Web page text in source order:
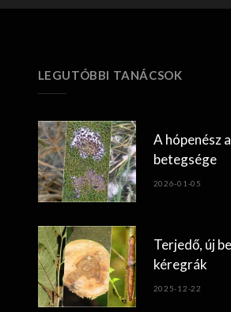
LEGUTÓBBI TANÁCSOK
A hópenész
betegsége
2026-01-05
Terjedő, új
kéregrák
2025-12-22